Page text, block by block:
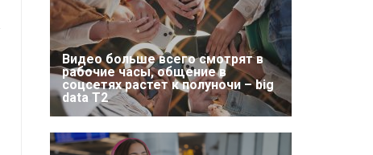
Видео больше всего смотрят в
рабочие часы, общение в
соцсетях растет к полуночи – big
data T2